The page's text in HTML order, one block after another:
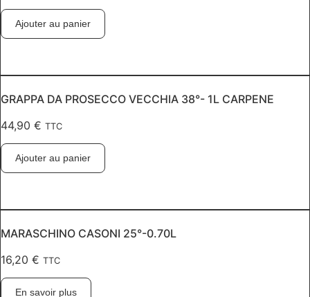
Ajouter au panier
GRAPPA DA PROSECCO VECCHIA 38°- 1L CARPENE
44,90 € TTC
Ajouter au panier
MARASCHINO CASONI 25°-0.70L
16,20 € TTC
En savoir plus